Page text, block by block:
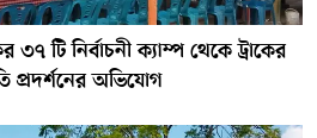
টি নির্বাচনী ক্যাম্প থেকে ট্রাকের
প্রদর্শনের অভিযোগ